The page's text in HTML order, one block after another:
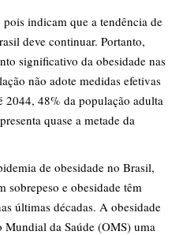
indicam que a tendência de
deve continuar. Portanto,
significativo da obesidade nas
não adote medidas efetivas
2044, 48% da população adulta
quase a metade da
de obesidade no Brasil,
sobrepeso e obesidade têm
últimas décadas. A obesidade
Mundial da Saúde (OMS) uma